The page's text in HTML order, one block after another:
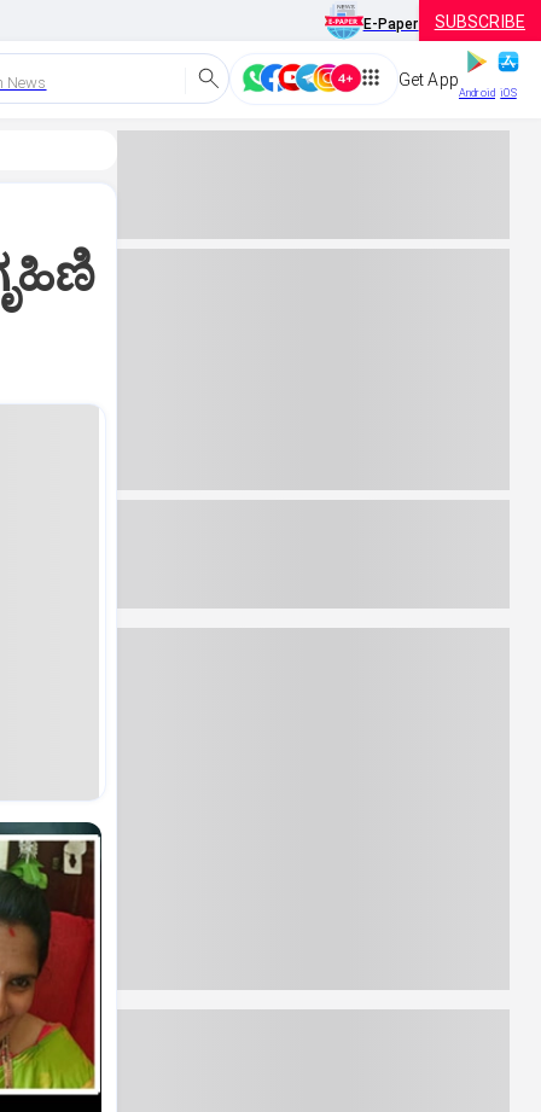
E-Paper SUBSCRIBE
News Get App
Android iOS